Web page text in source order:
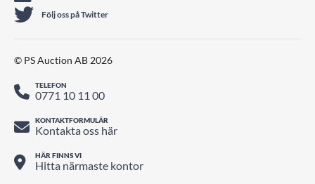
Följ oss på Twitter
© PS Auction AB 2026
TELEFON
0771 10 11 00
KONTAKTFORMULÄR
Kontakta oss här
HÄR FINNS VI
Hitta närmaste kontor